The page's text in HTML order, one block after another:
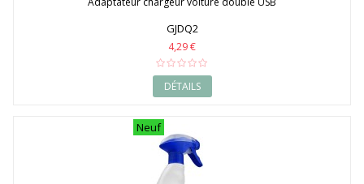
GJDQ2
4,29 €
DÉTAILS
Neuf